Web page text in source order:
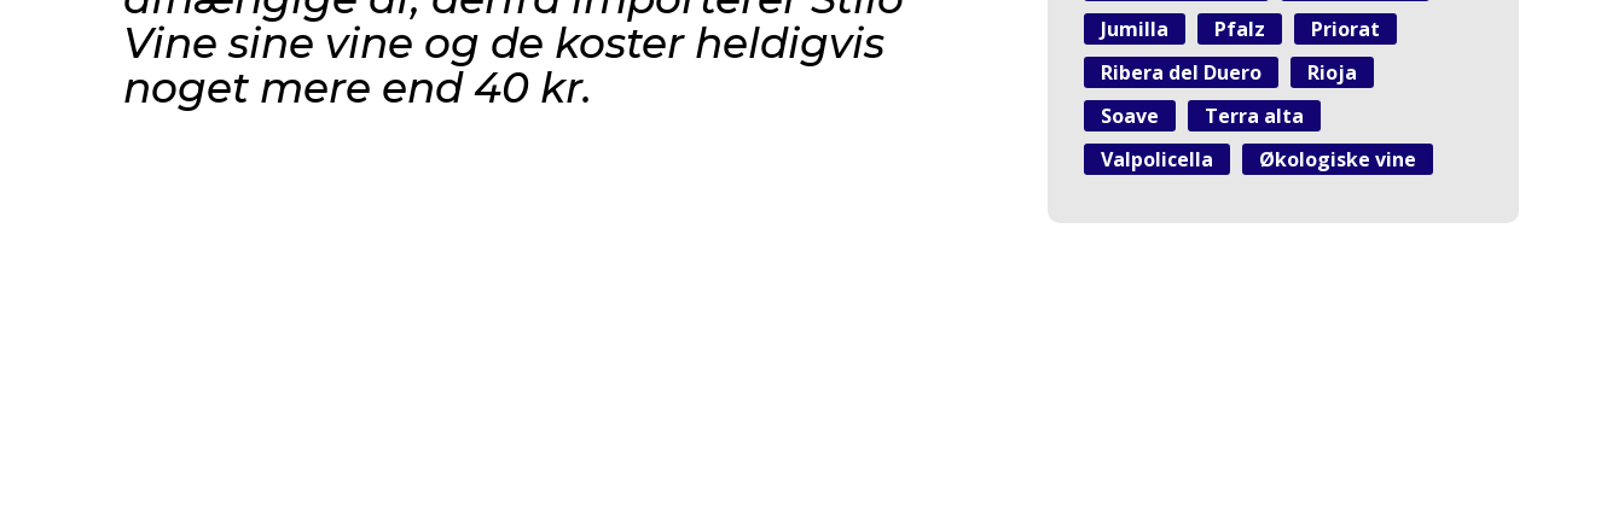
Vine sine vine og de koster heldigvis
noget mere end 40 kr.
Jumilla
Pfalz
Priorat
Ribera del Duero
Rioja
Soave
Terra alta
Valpolicella
Økologiske vine